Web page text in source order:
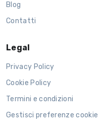
Blog
Contatti
Legal
Privacy Policy
Cookie Policy
Termini e condizioni
Gestisci preferenze cookie